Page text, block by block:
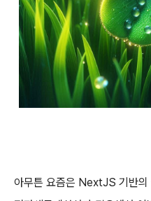
아무튼 요즘은 NextJS 기반의